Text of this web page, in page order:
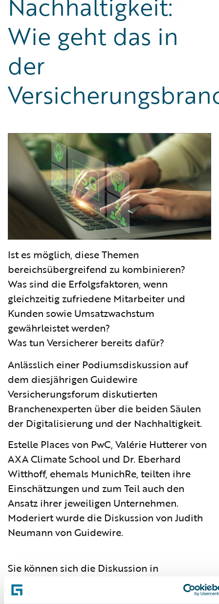
Partner Perspective
Technology
Trends
Wie geht das in
der
Ist es möglich, diese Themen
bereichsübergreifend zu kombinieren?
Was sind die Erfolgsfaktoren, wenn
gleichzeitig zufriedene Mitarbeiter und
Kunden sowie Umsatzwachstum
gewährleistet werden?
Was tun Versicherer bereits dafür?
Anlässlich einer Podiumsdiskussion auf
dem diesjährigen Guidewire
Versicherungsforum diskutierten
Branchenexperten über die beiden Säulen
der Digitalisierung und der Nachhaltigkeit.
Estelle Places von PwC, Valérie Hutterer von
AXA Climate School und Dr. Eberhard
Witthoff, ehemals MunichRe, teilten ihre
Einschätzungen und zum Teil auch den
Ansatz ihrer jeweiligen Unternehmen.
Moderiert wurde die Diskussion von Judith
Neumann von Guidewire.
Sie können sich die Diskussion in
dieser
anhören.
See More Articles
Subscribe to Our Blog